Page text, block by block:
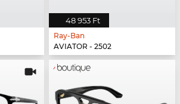
48 953 Ft
Ray-Ban
AVIATOR - 2502